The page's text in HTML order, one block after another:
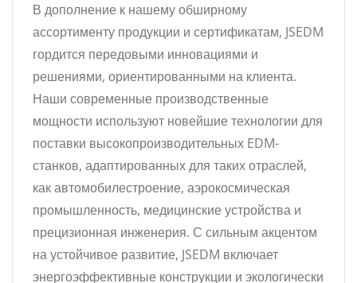
В дополнение к нашему обширному
ассортименту продукции и сертификатам, JSEDM
гордится передовыми инновациями и
решениями, ориентированными на клиента.
Наши современные производственные
мощности используют новейшие технологии для
поставки высокопроизводительных EDM-
станков, адаптированных для таких отраслей,
как автомобилестроение, аэрокосмическая
промышленность, медицинские устройства и
прецизионная инженерия. С сильным акцентом
на устойчивое развитие, JSEDM включает
энергоэффективные конструкции и экологически